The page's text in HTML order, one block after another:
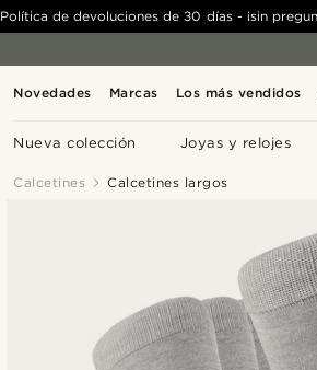
Novedades Marcas Los más vendidos
Nueva colección Joyas y relojes
Política de devoluciones de 30 días - ¡sin
Calcetines Calcetines largos